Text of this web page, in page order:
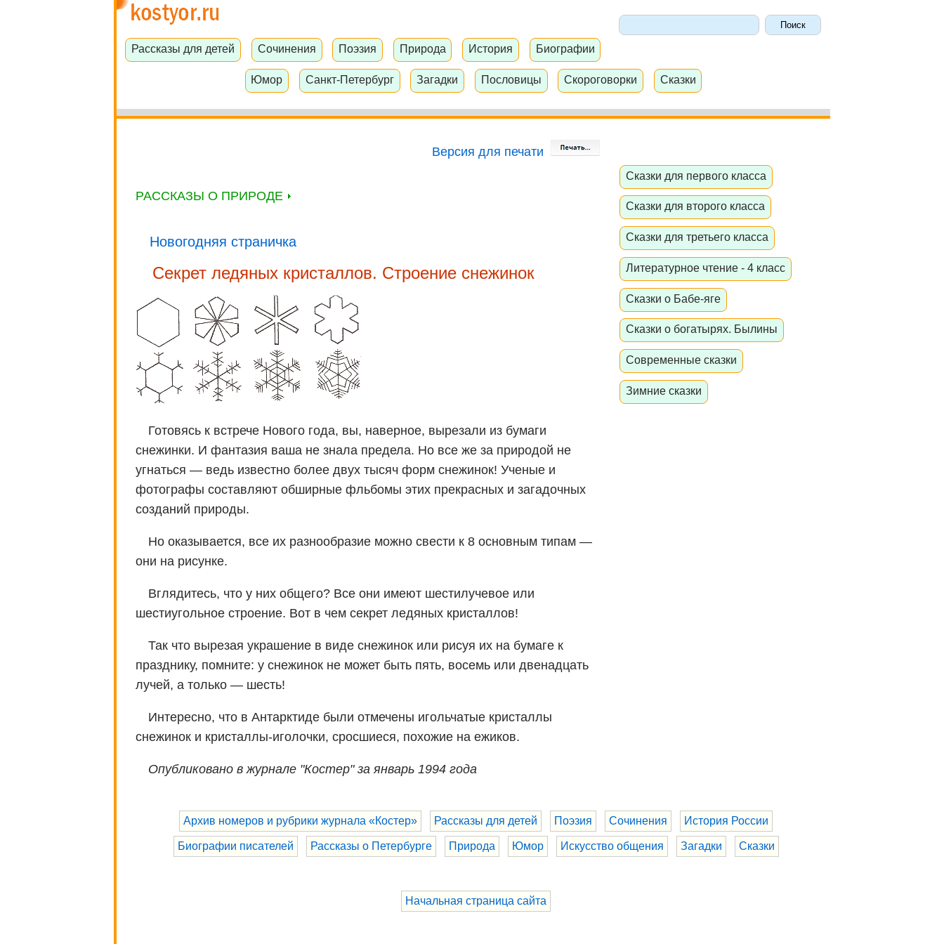
Рассказы для детей Сочинения Поэзия Природа История Биографии
Юмор Санкт-Петербург Загадки Пословицы Скороговорки Сказки
Версия для печати
РАССКАЗЫ О ПРИРОДЕ
Новогодняя страничка
Секрет ледяных кристаллов. Строение снежинок
Готовясь к встрече Нового года, вы, наверное, вырезали из бумаги
снежинки. И фантазия ваша не знала предела. Но все же за природой не
угнаться — ведь известно более двух тысяч форм снежинок! Ученые и
фотографы составляют обширные фльбомы этих прекрасных и загадочных
созданий природы.
Но оказывается, все их разнообразие можно свести к 8 основным типам —
они на рисунке.
Вглядитесь, что у них общего? Все они имеют шестилучевое или
шестиугольное строение. Вот в чем секрет ледяных кристаллов!
Так что вырезая украшение в виде снежинок или рисуя их на бумаге к
празднику, помните: у снежинок не может быть пять, восемь или двенадцать
лучей, a только — шесть!
Интересно, что в Антарктиде были отмечены игольчатые кристаллы
снежинок и кристаллы-иголочки, сросшиеся, похожие на ежиков.
Опубликовано в журнале "Костер" за январь 1994 года
Сказки для первого класса
Сказки для второго класса
Сказки для третьего класса
Литературное чтение - 4 класс
Сказки о Бабе-яге
Сказки о богатырях. Былины
Современные сказки
Зимние сказки
Архив номеров и рубрики журнала «Костер» Рассказы для детей Поэзия Сочинения История России
Биографии писателей Рассказы о Петербурге Природа Юмор Искусство общения Загадки Сказки
Начальная страница сайта